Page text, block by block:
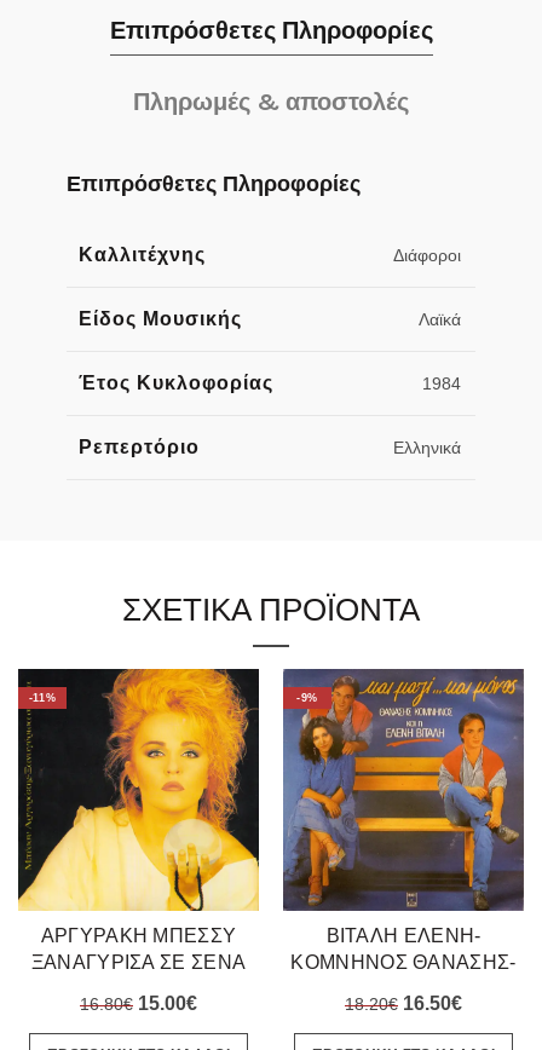
Επιπρόσθετες Πληροφορίες
Πληρωμές & αποστολές
Επιπρόσθετες Πληροφορίες
Καλλιτέχνης Διάφοροι
Είδος Μουσικής Λαϊκά
Έτος Κυκλοφορίας 1984
Ρεπερτόριο Ελληνικά
ΣΧΕΤΙΚΑ ΠΡΟΪΟΝΤΑ
-11%
ΑΡΓΥΡΑΚΗ ΜΠΕΣΣΥ
ΞΑΝΑΓΥΡΙΣΑ ΣΕ ΣΕΝΑ
16.80€ Original
price
15.00€Η
τρέχουσα
-9%
ΒΙΤΑΛΗ ΕΛΕΝΗ-
ΚΟΜΝΗΝΟΣ ΘΑΝΑΣΗΣ-
1984
18.20€ Original
price
16.50€Η